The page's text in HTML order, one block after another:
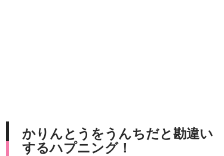
かりんとうをうんちだと勘違い
するハプニング！